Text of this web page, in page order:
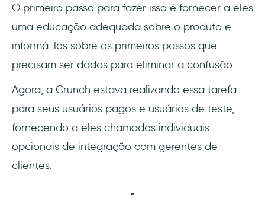
O primeiro passo para fazer isso é fornecer a eles
uma educação adequada sobre o produto e
informá-los sobre os primeiros passos que
precisam ser dados para eliminar a confusão.
Agora, a Crunch estava realizando essa tarefa
para seus usuários pagos e usuários de teste,
fornecendo a eles chamadas individuais
opcionais de integração com gerentes de
clientes.